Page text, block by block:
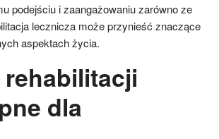
podejściu i zaangażowaniu zarówno ze
lecznicza może przynieść znaczące
aspektach życia.
dla